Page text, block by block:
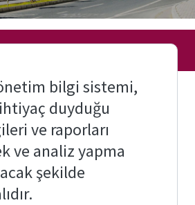
bilgi sistemi,
duyduğu
ve raporları
ve analiz yapma
şekilde